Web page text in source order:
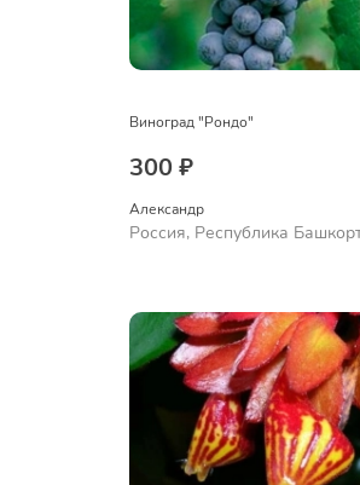
Виноград "Рондо"
300 ₽
Александр
Россия, Республика